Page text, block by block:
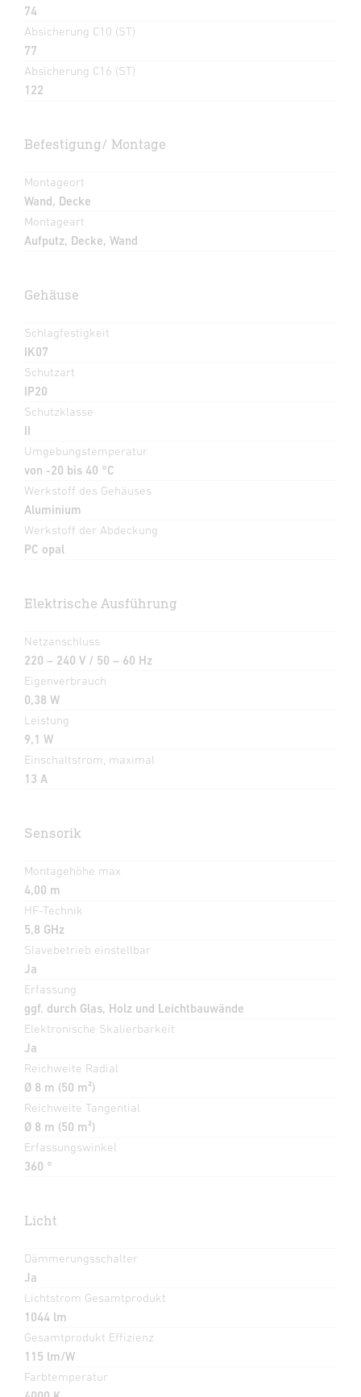
74
Absicherung C10 (ST)
77
Absicherung C16 (ST)
122
Befestigung/ Montage
Montageort
Wand, Decke
Montageart
Aufputz, Decke, Wand
Gehäuse
Schlagfestigkeit
IK07
Schutzart
IP20
Schutzklasse
II
Umgebungstemperatur
von -20 bis 40 °C
Werkstoff des Gehäuses
Aluminium
Werkstoff der Abdeckung
PC opal
Elektrische Ausführung
Netzanschluss
220 – 240 V / 50 – 60 Hz
Eigenverbrauch
0,38 W
Leistung
9,1 W
Einschaltstrom, maximal
13 A
Sensorik
Montagehöhe max
4,00 m
HF-Technik
5,8 GHz
Slavebetrieb einstellbar
Ja
Erfassung
ggf. durch Glas, Holz und Leichtbauwände
Elektronische Skalierbarkeit
Ja
Reichweite Radial
Ø 8 m (50 m²)
Reichweite Tangential
Ø 8 m (50 m²)
Erfassungswinkel
360 °
Licht
Dämmerungsschalter
Ja
Lichtstrom Gesamtprodukt
1044 lm
Gesamtprodukt Effizienz
115 lm/W
Farbtemperatur